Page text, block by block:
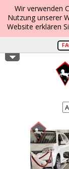
Wir verwenden
Nutzung unserer
Website erklären